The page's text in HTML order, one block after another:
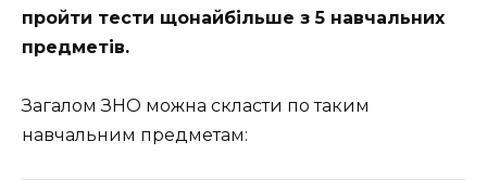
пройти тести щонайбільше з 5 навчальних
предметів.
Загалом ЗНО можна скласти по таким
навчальним предметам: